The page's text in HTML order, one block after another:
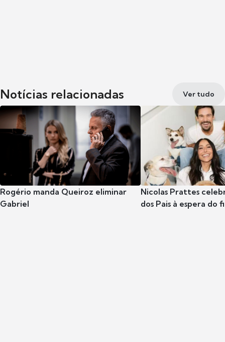
Notícias relacionadas Ver tudo
Rogério manda Queiroz eliminar
Gabriel
Nicolas Prattes
dos Pais à espera do